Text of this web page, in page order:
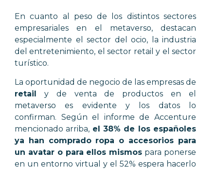
En cuanto al peso de los distintos sectores
empresariales en el metaverso, destacan
especialmente el sector del ocio, la industria
del entretenimiento, el sector retail y el sector
turístico.
La oportunidad de negocio de las empresas de
retail y de venta de productos en el
metaverso es evidente y los datos lo
confirman. Según el informe de Accenture
mencionado arriba, el38% de los españoles
ya han comprado ropa o accesorios para
un avatar o para ellos mismos para ponerse
en un entorno virtual y el 52% espera hacerlo